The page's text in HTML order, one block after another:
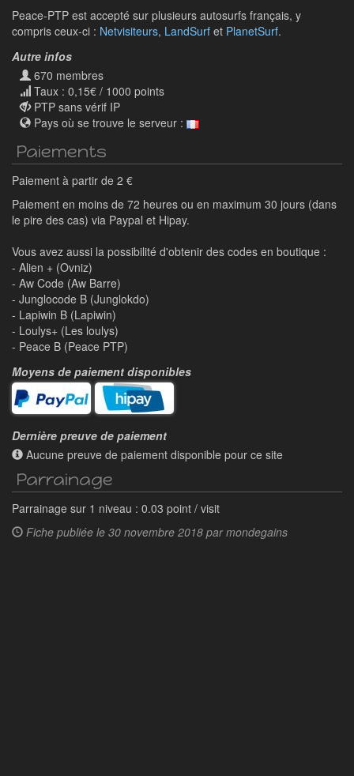
Peace-PTP est accepté sur plusieurs autosurfs français, y
compris ceux-ci : Netvisiteurs, LandSurf et PlanetSurf.
Autre infos
670 membres
Taux : 0,15€ / 1000 points
PTP sans vérif IP
Pays où se trouve le serveur :
Paiements
Paiement à partir de 2 €
Paiement en moins de 72 heures ou en maximum 30 jours (dans
le pire des cas) via Paypal et Hipay.
Vous avez aussi la possibilité d'obtenir des codes en boutique :
- Alien + (Ovniz)
- Aw Code (Aw Barre)
- Junglocode B (Junglokdo)
- Lapiwin B (Lapiwin)
- Loulys+ (Les loulys)
- Peace B (Peace PTP)
Moyens de paiement disponibles
Dernière preuve de paiement
Aucune preuve de paiement disponible pour ce site
Parrainage
Parrainage sur 1 niveau : 0.03 point / visit
Fiche publiée le 30 novembre 2018 parmondegains